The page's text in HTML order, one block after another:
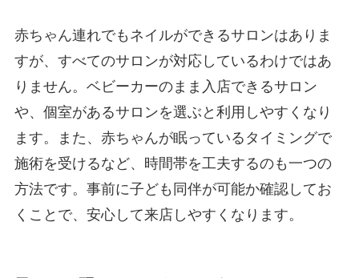
赤ちゃん連れでもネイルができるサロンはありま
すが、すべてのサロンが対応しているわけではあ
りません。ベビーカーのまま入店できるサロン
や、個室があるサロンを選ぶと利用しやすくなり
ます。また、赤ちゃんが眠っているタイミングで
施術を受けるなど、時間帯を工夫するのも一つの
方法です。事前に子ども同伴が可能か確認してお
くことで、安心して来店しやすくなります。